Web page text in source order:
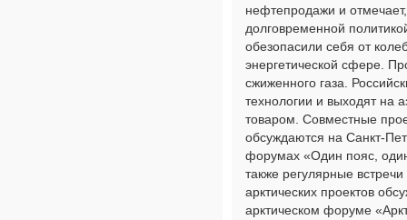
нефтепродажи и
долговременной
обезопасили себя от
энергетической сфере.
сжиженного газа.
технологии и выходят на
товаром. Совместные
обсуждаются на Санкт-
форумах «Один пояс,
также регулярные
арктических проектов
арктическом форуме